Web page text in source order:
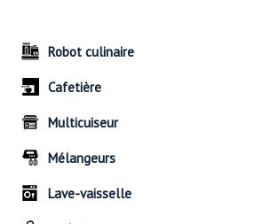
Robot culinaire
Cafetière
Multicuiseur
Mélangeurs
Lave-vaisselle